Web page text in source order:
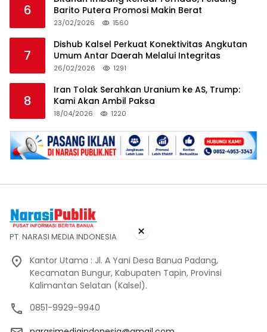
6
Barito Putera Promosi Makin Berat
23/02/2026 1560
7
Dishub Kalsel Perkuat Konektivitas Angkutan
Umum Antar Daerah Melalui Integritas
26/02/2026 1291
8
Iran Tolak Serahkan Uranium ke AS, Trump:
Kami Akan Ambil Paksa
18/04/2026 1220
PT. NARASI MEDIA INDONESIA
Kantor Utama : Jl. A Yani Desa Banua Padang,
Kecamatan Bungur, Kabupaten Tapin, Provinsi
Kalimantan Selatan (Kalsel).
0851-9929-9940
×